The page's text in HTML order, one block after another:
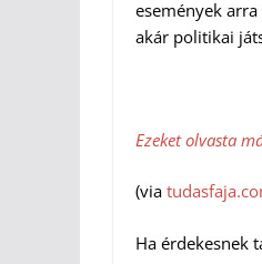
események
akár politikai
Ezeket olvasta
(via
Ha érdekesnek